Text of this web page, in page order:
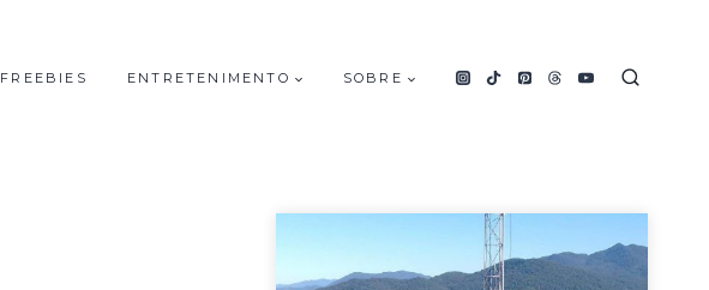
FREEBIES ENTRETENIMENTO SOBRE